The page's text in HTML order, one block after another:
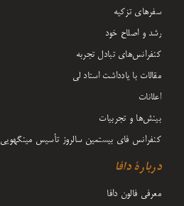
سفرهای تزکیه
رشد و اصلاح خود
کنفرانس‌های تبادل تجربه
مقالات با یادداشت‌ استاد لی
اعلانات
بینش‌ها و تجربیات
کنفرانس فای بیستمین سالروز تأسیس مینگهویی
دربارۀ دافا
معرفی فالون دافا